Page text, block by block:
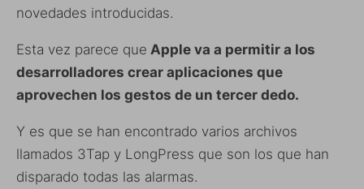
novedades introducidas.
Esta vez parece que Apple va a permitir a los
desarrolladores crear aplicaciones que
aprovechen los gestos de un tercer dedo.
Y es que se han encontrado varios archivos
llamados 3Tap y LongPress que son los que han
disparado todas las alarmas.